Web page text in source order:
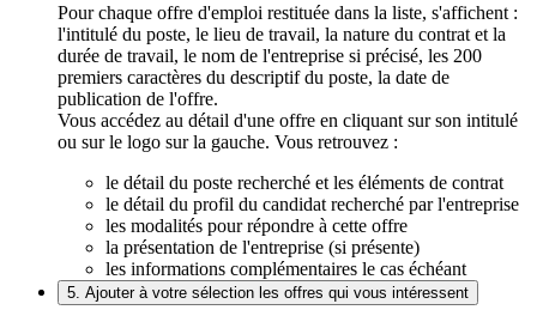
Pour chaque offre d'emploi restituée dans la liste, s'affichent :
l'intitulé du poste, le lieu de travail, la nature du contrat et la
durée de travail, le nom de l'entreprise si précisé, les 200
premiers caractères du descriptif du poste, la date de
publication de l'offre.
Vous accédez au détail d'une offre en cliquant sur son intitulé
ou sur le logo sur la gauche. Vous retrouvez :
le détail du poste recherché et les éléments de contrat
le détail du profil du candidat recherché par l'entreprise
les modalités pour répondre à cette offre
la présentation de l'entreprise (si présente)
les informations complémentaires le cas échéant
5. Ajouter à votre sélection les offres qui vous intéressent